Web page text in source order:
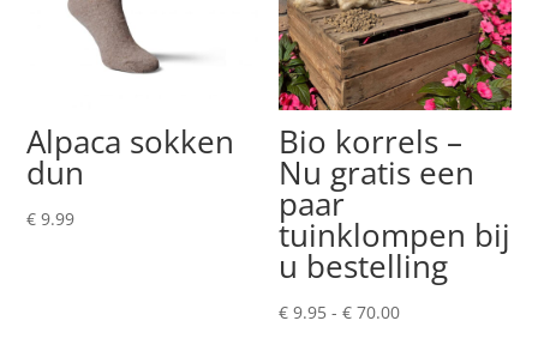
Alpaca sokken
dun
€ 9.99
Bio korrels –
Nu gratis een
paar
tuinklompen bij
u bestelling
€ 9.95 - € 70.00Prijsklasse: